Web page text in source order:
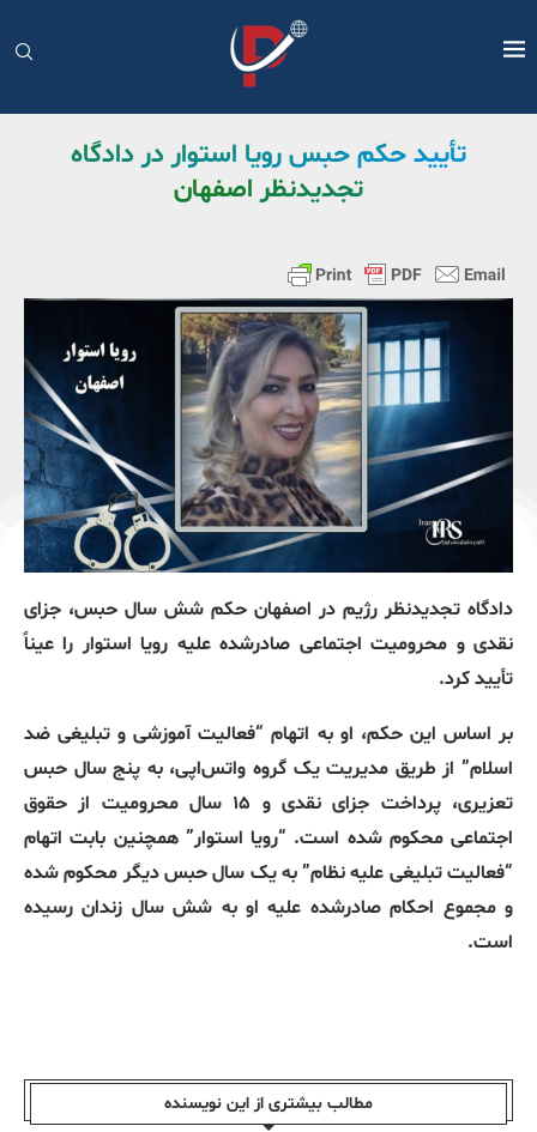
تأیید حکم حبس رویا استوار در دادگاه
تجدیدنظر اصفهان
دادگاه تجدیدنظر رژیم در اصفهان حکم شش سال حبس، جزای
نقدی و محرومیت اجتماعی صادرشده علیه رویا استوار را عیناً
تأیید کرد.
بر اساس این حکم، او به اتهام “فعالیت آموزشی و تبلیغی ضد
اسلام” از طریق مدیریت یک گروه واتس‌اپی، به پنج سال حبس
تعزیری، پرداخت جزای نقدی و ۱۵ سال محرومیت از حقوق
اجتماعی محکوم شده است. “رویا استوار” همچنین بابت اتهام
“فعالیت تبلیغی علیه نظام” به یک سال حبس دیگر محکوم شده
و مجموع احکام صادرشده علیه او به شش سال زندان رسیده
است.
مطالب بیشتری از این نویسندە